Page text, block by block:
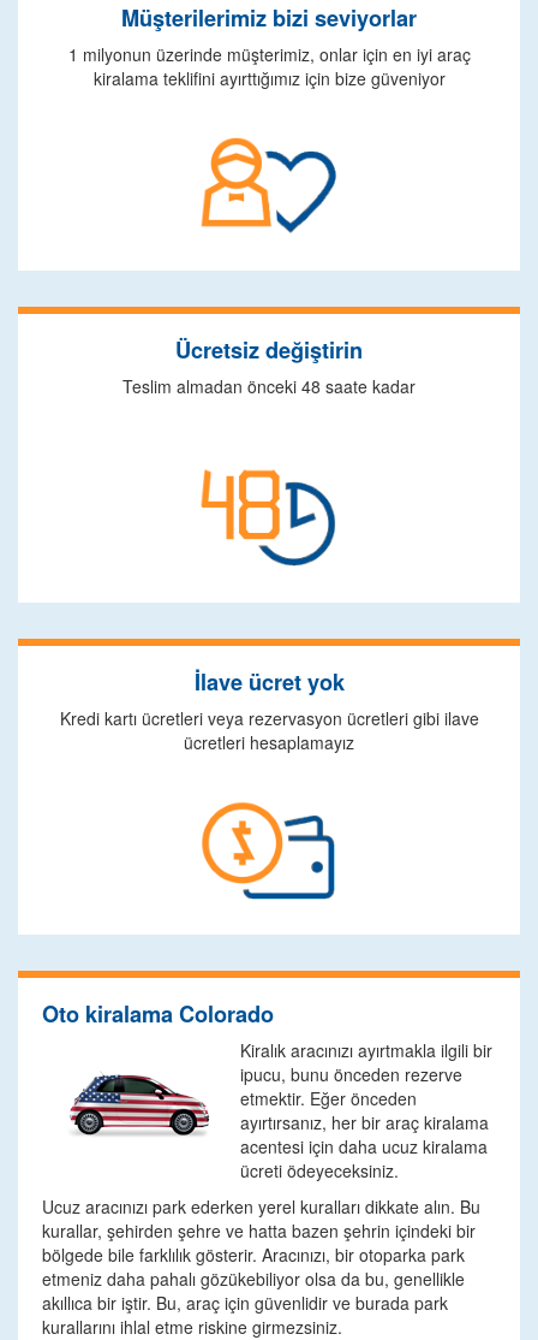
Müşterilerimiz bizi seviyorlar
1 milyonun üzerinde müşterimiz, onlar için en iyi araç
kiralama teklifini ayırttığımız için bize güveniyor
Ücretsiz değiştirin
Teslim almadan önceki 48 saate kadar
İlave ücret yok
Kredi kartı ücretleri veya rezervasyon ücretleri gibi ilave
ücretleri hesaplamayız
Oto kiralama Colorado
Kiralık aracınızı ayırtmakla ilgili bir
ipucu, bunu önceden rezerve
etmektir. Eğer önceden
ayırtırsanız, her bir araç kiralama
acentesi için daha ucuz kiralama
ücreti ödeyeceksiniz.
Ucuz aracınızı park ederken yerel kuralları dikkate alın. Bu
kurallar, şehirden şehre ve hatta bazen şehrin içindeki bir
bölgede bile farklılık gösterir. Aracınızı, bir otoparka park
etmeniz daha pahalı gözükebiliyor olsa da bu, genellikle
akıllıca bir iştir. Bu, araç için güvenlidir ve burada park
kurallarını ihlal etme riskine girmezsiniz.